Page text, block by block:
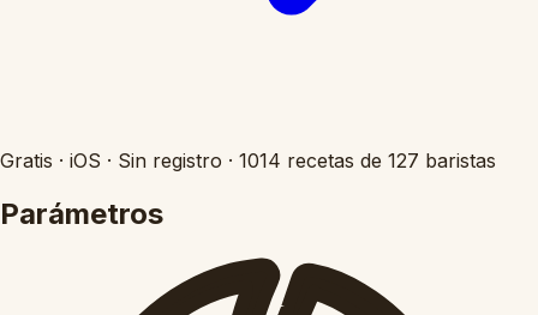
Gratis · iOS · Sin registro · 1014 recetas de 127 baristas
Parámetros